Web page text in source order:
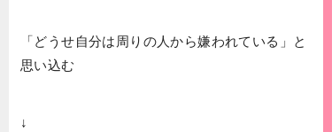
「どうせ自分は周りの人から嫌われている」と
思い込む
↓